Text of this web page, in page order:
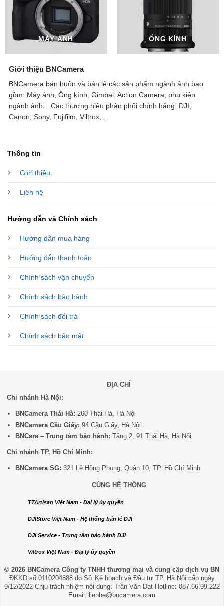
MÁY ẢNH ỐNG KÍNH
Giới thiệu BNCamera
BNCamera bán buôn và bán lẻ các sản phẩm ngành ảnh bao
gồm: Máy ảnh, Ống kính, Gimbal, Action Camera, phụ kiện
ngành ảnh...
Các thương hiệu phân phối chính hãng: DJI,
Canon, Sony, Fujifilm, Viltrox,...
Thông tin
Giới thiệu
Liên hệ
Hướng dẫn và Chính sách
Hướng dẫn mua hàng
Hướng dẫn thanh toán
Chính sách vận chuyển
Chính sách bảo hành
Chính sách đổi trả
Chính sách bảo mật
ĐỊA CHỈ
Chi nhánh Hà Nội:
BNCamera Thái Hà: 260 Thái Hà, Hà Nội
BNCamera Cầu Giấy: 94 Cầu Giấy, Hà Nội
BNCare – Trung tâm bảo hành: Tầng 2, 91 Thái Hà, Hà Nội
Chi nhánh TP. Hồ Chí Minh:
BNCamera SG: 321 Lê Hồng Phong, Quận 10, TP. Hồ Chí Minh
CÙNG HỆ THỐNG
TTArtisan Việt Nam - Đại lý ủy quyền
DJIStore Việt Nam - Hệ thống bán lẻ DJI
DJI Service - Trung tâm bảo hành DJI
Viltrox Việt Nam - Đại lý ủy quyền
© 2026 BNCamera Công ty TNHH thương mại và cung cấp dịch vụ BN
ĐKKD số 0110204888 do Sở Kế hoạch và Đầu tư TP. Hà Nội cấp ngày
9/12/2022 Chịu trách nhiệm nội dung: Trần Văn Đạt Hotline: 087.66.99.222
Email: lienhe@bncamera.com